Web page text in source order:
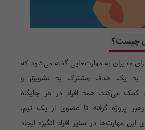
چیست؟
مدیران به مهارت‌هایی گفته می‌شود که
به یک هدف مشترک به تشویق و
کمک می‌کند. همه افراد در هر جایگاه
پروژه گرفته تا عضوی از یک تیم،
این مهارت‌ها در سایر افراد انگیزه ایجاد